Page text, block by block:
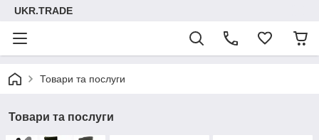
UKR.TRADE
Товари та послуги
Товари та послуги